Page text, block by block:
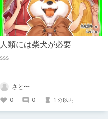
人類には柴犬が必要
sss
さと〜
0
0 1 分以内